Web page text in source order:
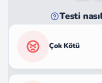
Testi
Çok Kötü